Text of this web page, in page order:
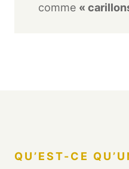
comme «
QU’EST-CE